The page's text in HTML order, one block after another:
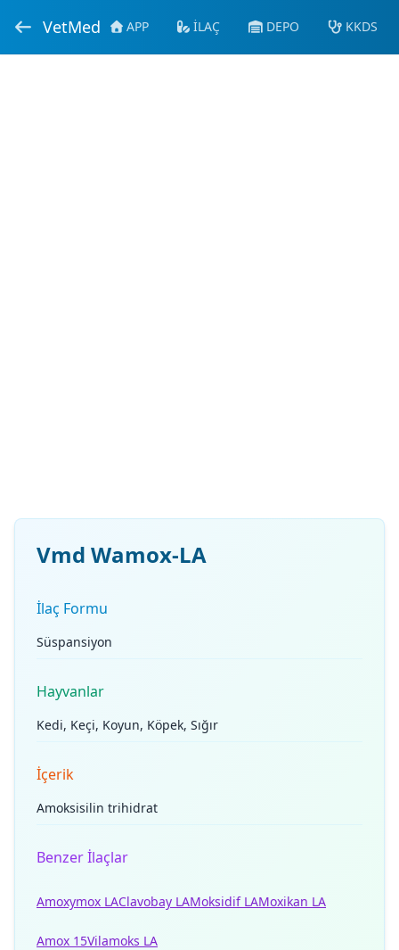
VetMed APP İLAÇ DEPO KKDS
Vmd Wamox-LA
İlaç Formu
Süspansiyon
Hayvanlar
Kedi, Keçi, Koyun, Köpek, Sığır
İçerik
Amoksisilin trihidrat
Benzer İlaçlar
Amoxymox LAClavobay LAMoksidif LAMoxikan LA
Amox 15Vilamoks LA